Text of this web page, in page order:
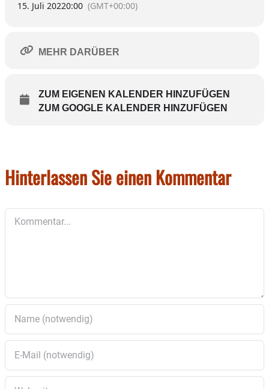
15. Juli 20220:00 (GMT+00:00)
MEHR DARÜBER
ZUM EIGENEN KALENDER HINZUFÜGEN
ZUM GOOGLE KALENDER HINZUFÜGEN
Hinterlassen Sie einen Kommentar